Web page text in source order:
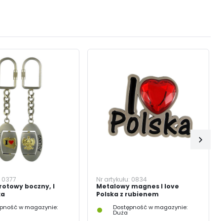
0377
boczny, I
w magazynie:
Nr artykułu: 0834
Metalowy magnes I love
Polska z rubienem
Dostępność w magazynie:
Duża